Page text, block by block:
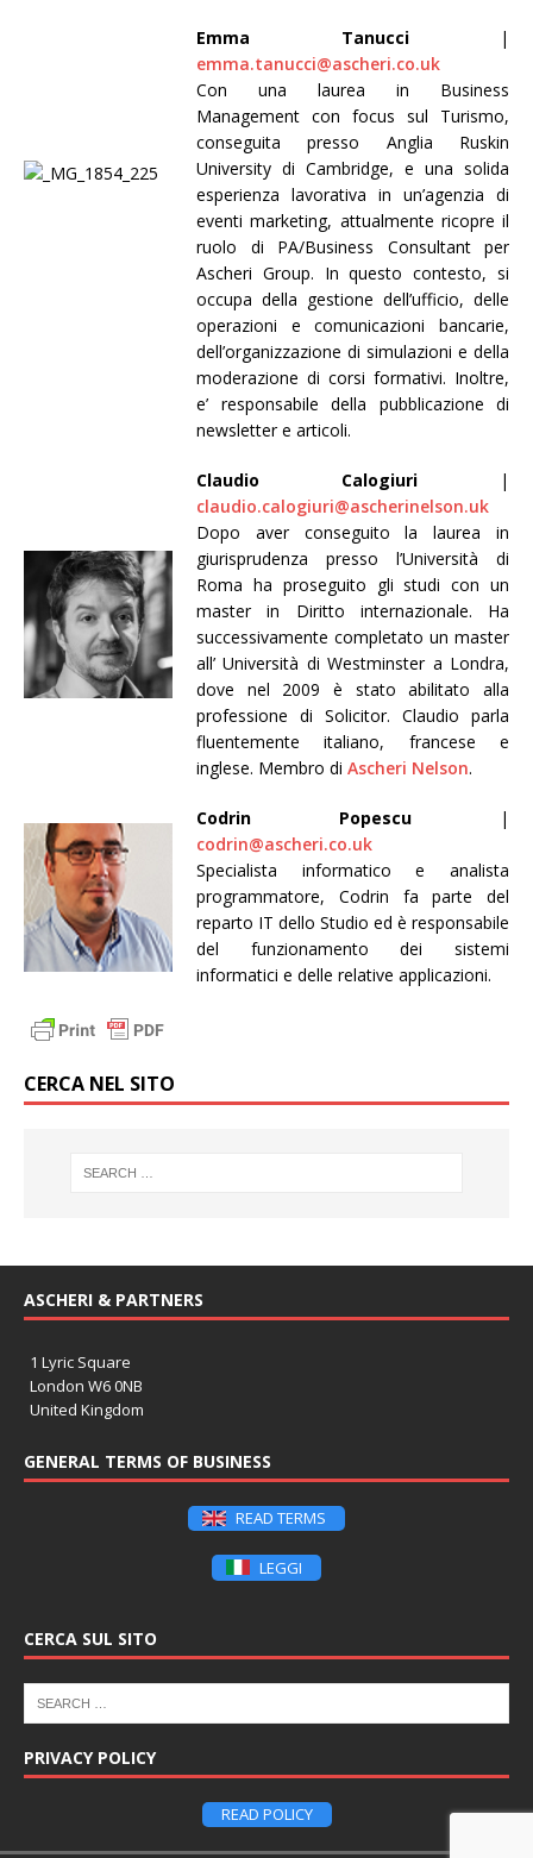
Emma Tanucci|
emma.tanucci@ascheri.co.uk
Con una laurea in Business
Management con focus sul Turismo,
conseguita presso Anglia Ruskin
University di Cambridge, e una solida
esperienza lavorativa in un’agenzia di
eventi marketing, attualmente ricopre il
ruolo di PA/Business Consultant per
Ascheri Group. In questo contesto, si
occupa della gestione dell’ufficio, delle
operazioni e comunicazioni bancarie,
dell’organizzazione di simulazioni e della
moderazione di corsi formativi. Inoltre,
e’ responsabile della pubblicazione di
newsletter e articoli.
Claudio Calogiuri |
claudio.calogiuri@ascherinelson.uk
Dopo aver conseguito la laurea in
giurisprudenza presso l’Università di
Roma ha proseguito gli studi con un
master in Diritto internazionale. Ha
successivamente completato un master
all’ Università di Westminster a Londra,
dove nel 2009 è stato abilitato alla
professione di Solicitor. Claudio parla
fluentemente italiano, francese e
inglese. Membro di Ascheri Nelson.
Codrin Popescu |
codrin@ascheri.co.uk
Specialista informatico e analista
programmatore, Codrin fa parte del
reparto IT dello Studio ed è responsabile
del funzionamento dei sistemi
informatici e delle relative applicazioni.
CERCA NEL SITO
ASCHERI & PARTNERS
1 Lyric Square
London W6 0NB
United Kingdom
GENERAL TERMS OF BUSINESS
READ TERMS
LEGGI
CERCA SUL SITO
PRIVACY POLICY
READ POLICY